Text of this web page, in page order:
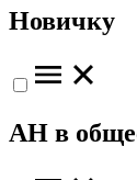
Новичку
АН в